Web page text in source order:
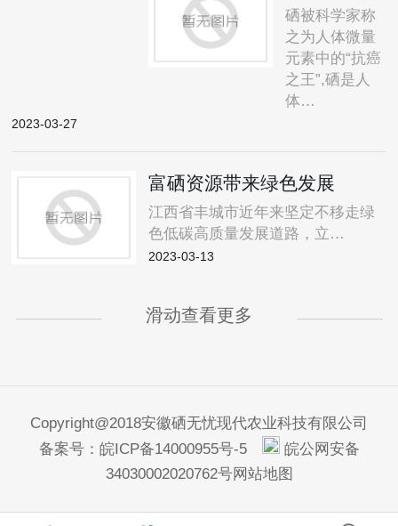
硒被科学家称
之为人体微量
元素中的“抗癌
之王”,硒是人
体…
2023-03-27
富硒资源带来绿色发展
江西省丰城市近年来坚定不移走绿
色低碳高质量发展道路，立…
2023-03-13
滑动查看更多
Copyright@2018安徽硒无忧现代农业科技有限公司
备案号： 皖ICP备14000955号-5
皖公网安备
34030002020762号网站地图